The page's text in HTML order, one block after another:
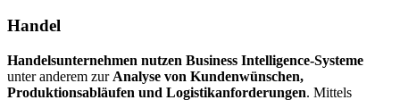
Handel
Handelsunternehmen nutzen Business Intelligence-Systeme
unter anderem zur Analyse von Kundenwünschen,
Produktionsabläufen und Logistikanforderungen. Mittels